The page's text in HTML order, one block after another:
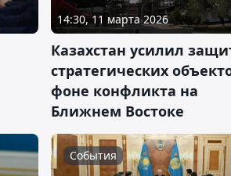
14:30, 11 марта 2026
Казахстан усилил
стратегических
фоне конфликта на
Ближнем Востоке
События